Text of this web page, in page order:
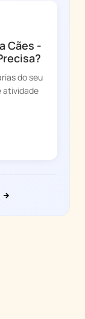
Cães -
do seu
atividade